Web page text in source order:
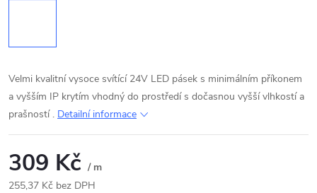
Velmi kvalitní vysoce svítící 24V LED pásek s minimálním příkonem
a vyšším IP krytím vhodný do prostředí s dočasnou vyšší vlhkostí a
prašností . Detailní informace
309 Kč / m
255,37 Kč bez DPH